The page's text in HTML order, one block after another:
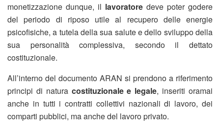
monetizzazione dunque, il lavoratore deve poter godere
del periodo di riposo utile al recupero delle energie
psicofisiche, a tutela della sua salute e dello sviluppo della
sua personalità complessiva, secondo il dettato
costituzionale.
All’interno del documento ARAN si prendono a riferimento
principi di natura costituzionale e legale, inseriti oramai
anche in tutti i contratti collettivi nazionali di lavoro, dei
comparti pubblici, ma anche del lavoro privato.